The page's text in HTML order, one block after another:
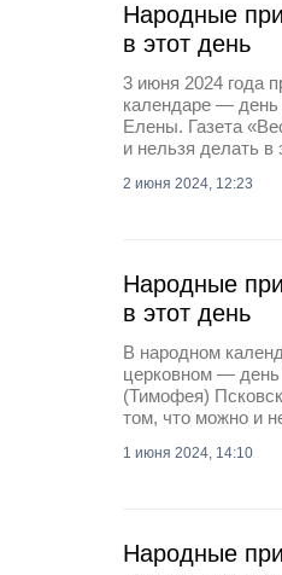
Народные
в этот день
3 июня 2024 года
календаре — день
Елены. Газета
и нельзя делать в
2 июня 2024, 12:23
Народные
в этот день
В народном
церковном — день
(Тимофея)
том, что можно и
1 июня 2024, 14:10
Народные